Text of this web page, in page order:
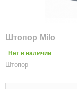
Штопор Milo
Нет в наличии
Штопор